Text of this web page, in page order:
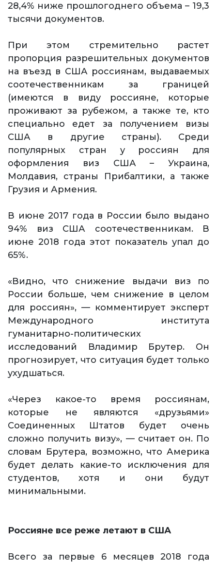
28,4% ниже прошлогоднего объема – 19,3
тысячи документов.
При этом стремительно растет
пропорция разрешительных документов
на въезд в США россиянам, выдаваемых
соотечественникам за границей
(имеются в виду россияне, которые
проживают за рубежом, а также те, кто
специально едет за получением визы
США в другие страны). Среди
популярных стран у россиян для
оформления виз США – Украина,
Молдавия, страны Прибалтики, а также
Грузия и Армения.
В июне 2017 года в России было выдано
94% виз США соотечественникам. В
июне 2018 года этот показатель упал до
65%.
«Видно, что снижение выдачи виз по
России больше, чем снижение в целом
для россиян», — комментирует эксперт
Международного института
гуманитарно-политических
исследований Владимир Брутер. Он
прогнозирует, что ситуация будет только
ухудшаться.
«Через какое-то время россиянам,
которые не являются «друзьями»
Соединенных Штатов будет очень
сложно получить визу», — считает он. По
словам Брутера, возможно, что Америка
будет делать какие-то исключения для
студентов, хотя и они будут
минимальными.
Россияне все реже летают в США
Всего за первые 6 месяцев 2018 года